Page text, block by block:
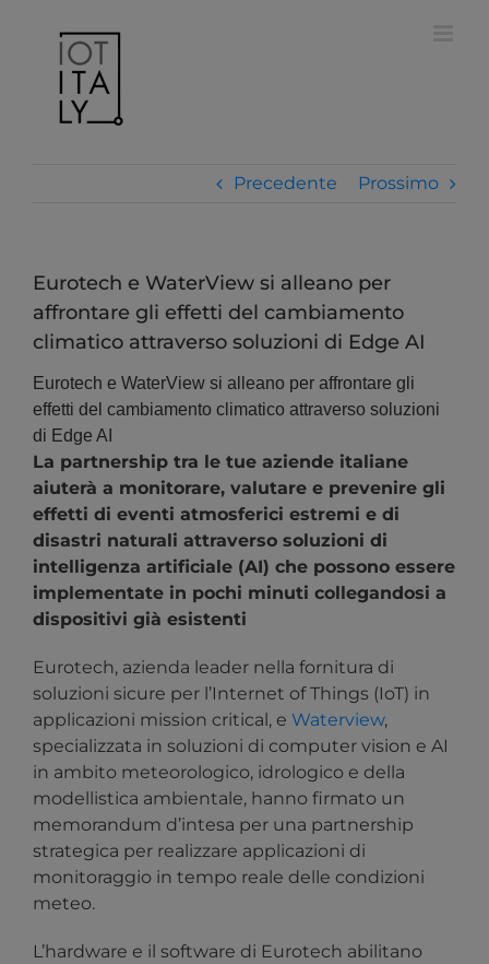
contenuto
Precedente Prossimo
Eurotech e WaterView si alleano per
affrontare gli effetti del cambiamento
climatico attraverso soluzioni di Edge AI
Eurotech e WaterView si alleano per affrontare gli
effetti del cambiamento climatico attraverso soluzioni
di Edge AI
La partnership tra le tue aziende italiane
aiuterà a monitorare, valutare e prevenire gli
effetti di eventi atmosferici estremi e di
disastri naturali attraverso soluzioni di
intelligenza artificiale (AI) che possono essere
implementate in pochi minuti collegandosi a
dispositivi già esistenti
Eurotech, azienda leader nella fornitura di
soluzioni sicure per l’Internet of Things (IoT) in
applicazioni mission critical, e Waterview,
specializzata in soluzioni di computer vision e AI
in ambito meteorologico, idrologico e della
modellistica ambientale, hanno firmato un
memorandum d’intesa per una partnership
strategica per realizzare applicazioni di
monitoraggio in tempo reale delle condizioni
meteo.
L’hardware e il software di Eurotech abilitano